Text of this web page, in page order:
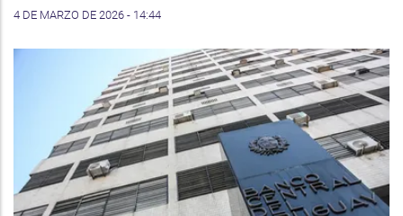
4 DE MARZO DE 2026 - 14:44